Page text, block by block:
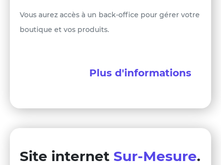
Vous aurez accès à un back-office pour gérer votre
boutique et vos produits.
Plus d'informations
Site internet Sur-Mesure.